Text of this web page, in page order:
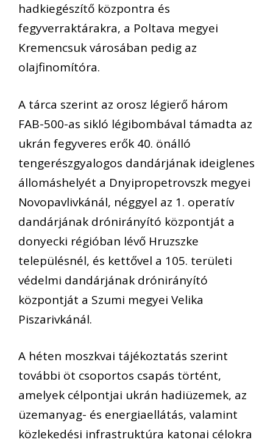
hadkiegészítő központra és
fegyverraktárakra, a Poltava megyei
Kremencsuk városában pedig az
olajfinomítóra.
A tárca szerint az orosz légierő három
FAB-500-as sikló légibombával támadta az
ukrán fegyveres erők 40. önálló
tengerészgyalogos dandárjának ideiglenes
állomáshelyét a Dnyipropetrovszk megyei
Novopavlivkánál, néggyel az 1. operatív
dandárjának drónirányító központját a
donyecki régióban lévő Hruzszke
településnél, és kettővel a 105. területi
védelmi dandárjának drónirányító
központját a Szumi megyei Velika
Piszarivkánál.
A héten moszkvai tájékoztatás szerint
további öt csoportos csapás történt,
amelyek célpontjai ukrán hadiüzemek, az
üzemanyag- és energiaellátás, valamint
közlekedési infrastruktúra katonai célokra